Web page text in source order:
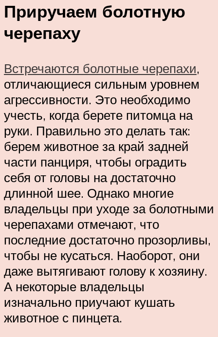
Приручаем болотную
черепаху
Встречаются болотные черепахи,
отличающиеся сильным уровнем
агрессивности. Это необходимо
учесть, когда берете питомца на
руки. Правильно это делать так:
берем животное за край задней
части панциря, чтобы оградить
себя от головы на достаточно
длинной шее. Однако многие
владельцы при уходе за болотными
черепахами отмечают, что
последние достаточно прозорливы,
чтобы не кусаться. Наоборот, они
даже вытягивают голову к хозяину.
А некоторые владельцы
изначально приучают кушать
животное с пинцета.